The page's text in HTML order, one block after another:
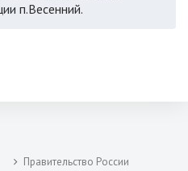
п.Весенний.
Правительство России